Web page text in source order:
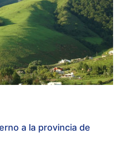
a la provincia de